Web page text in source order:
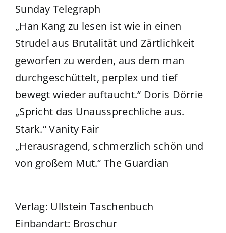
Sunday Telegraph
„Han Kang zu lesen ist wie in einen
Strudel aus Brutalität und Zärtlichkeit
geworfen zu werden, aus dem man
durchgeschüttelt, perplex und tief
bewegt wieder auftaucht.“ Doris Dörrie
„Spricht das Unaussprechliche aus.
Stark.“ Vanity Fair
„Herausragend, schmerzlich schön und
von großem Mut.“ The Guardian
Verlag: Ullstein Taschenbuch
Einbandart: Broschur